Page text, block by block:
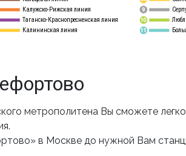
Калужско-Рижская линия
Таганско-Краснопресненская линия
Калининская линия
9
10
11
метрополитена Вы сможете
в Москве до нужной Вам